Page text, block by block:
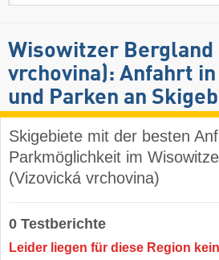
Wisowitzer Bergland
vrchovina): Anfahrt
und Parken an
Skigebiete mit der besten
Parkmöglichkeit im
(Vizovická vrchovina)
0 Testberichte
Leider liegen für diese Region